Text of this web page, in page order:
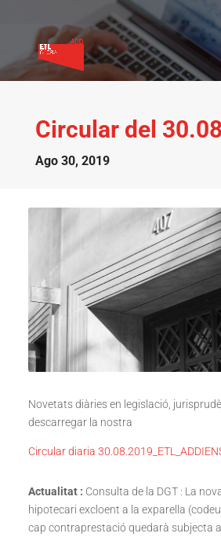
Circular del
Ago 30, 2019
Novetats diàries en legislació,
descarregar la nostra
Circular diaria
Actualitat : Consulta de la DGT : La
hipotecari excloent a la exparella
cap contraprestació quedarà subjecta